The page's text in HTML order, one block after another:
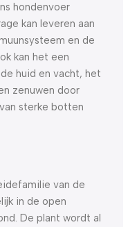
hondenvoer
kan leveren aan
en de
kan het een
huid en vacht, het
zenuwen door
sterke botten
van de
in de open
De plant wordt al